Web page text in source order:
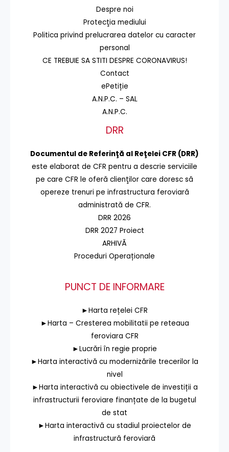
Despre noi
Protecţia mediului
Politica privind prelucrarea datelor cu caracter
personal
CE TREBUIE SA STITI DESPRE CORONAVIRUS!
Contact
ePetiție
A.N.P.C. – SAL
A.N.P.C.
DRR
Documentul de Referinţă al Reţelei CFR (DRR)
este elaborat de CFR pentru a descrie serviciile
pe care CFR le oferă clienţilor care doresc să
opereze trenuri pe infrastructura feroviară
administrată de CFR.
DRR 2026
DRR 2027 Proiect
ARHIVĂ
Proceduri Operaționale
PUNCT DE INFORMARE
►Harta rețelei CFR
►Harta – Cresterea mobilitatii pe reteaua
feroviara CFR
►Lucrări în regie proprie
►Harta interactivă cu modernizările trecerilor la
nivel
►Harta interactivă cu obiectivele de investiții a
infrastructurii feroviare finanțate de la bugetul
de stat
►Harta interactivă cu stadiul proiectelor de
infrastructură feroviară